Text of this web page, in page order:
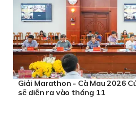
Giải Marathon - Cà Mau 2026
sẽ diễn ra vào tháng 11